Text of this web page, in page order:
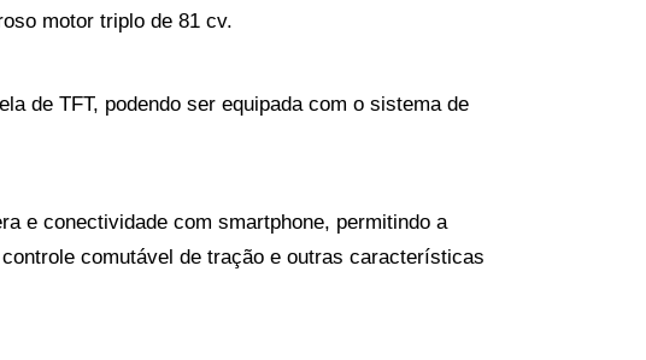
motor triplo de 81 cv.
de TFT, podendo ser equipada com o sistema de
e conectividade com smartphone, permitindo a
comutável de tração e outras características